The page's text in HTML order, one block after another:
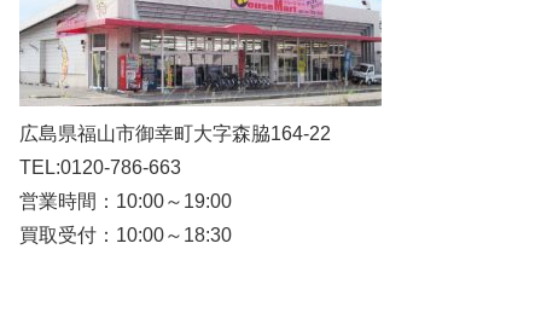
広島県福山市御幸町大字森脇164-22
TEL:0120-786-663
営業時間：10:00～19:00
買取受付：10:00～18:30